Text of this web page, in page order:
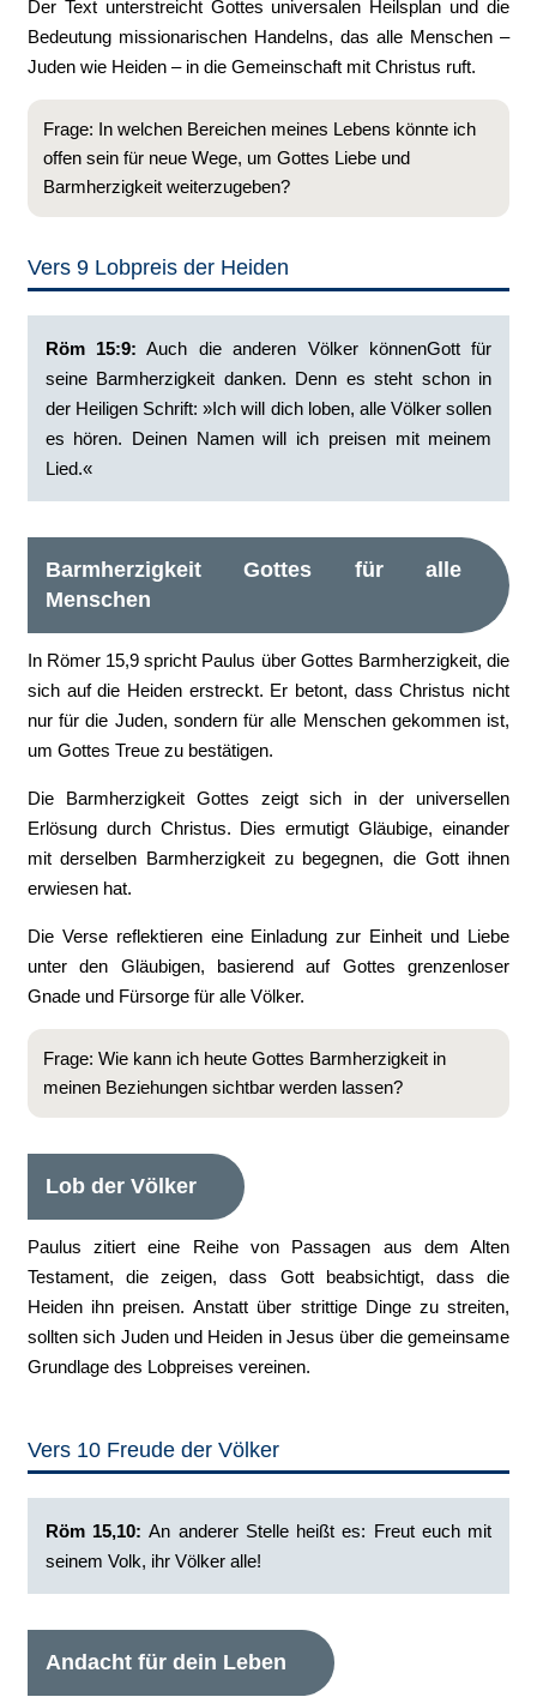
Der Text unterstreicht Gottes universalen Heilsplan und die
Bedeutung missionarischen Handelns, das alle Menschen –
Juden wie Heiden – in die Gemeinschaft mit Christus ruft.
Frage: In welchen Bereichen meines Lebens könnte ich
offen sein für neue Wege, um Gottes Liebe und
Barmherzigkeit weiterzugeben?
Vers 9 Lobpreis der Heiden
Röm 15:9: Auch die anderen Völker könnenGott für
seine Barmherzigkeit danken. Denn es steht schon in
der Heiligen Schrift: »Ich will dich loben, alle Völker sollen
es hören. Deinen Namen will ich preisen mit meinem
Lied.«
Barmherzigkeit Gottes für alle
Menschen
In Römer 15,9 spricht Paulus über Gottes Barmherzigkeit, die
sich auf die Heiden erstreckt. Er betont, dass Christus nicht
nur für die Juden, sondern für alle Menschen gekommen ist,
um Gottes Treue zu bestätigen.
Die Barmherzigkeit Gottes zeigt sich in der universellen
Erlösung durch Christus. Dies ermutigt Gläubige, einander
mit derselben Barmherzigkeit zu begegnen, die Gott ihnen
erwiesen hat.
Die Verse reflektieren eine Einladung zur Einheit und Liebe
unter den Gläubigen, basierend auf Gottes grenzenloser
Gnade und Fürsorge für alle Völker.
Frage: Wie kann ich heute Gottes Barmherzigkeit in
meinen Beziehungen sichtbar werden lassen?
Lob der Völker
Paulus zitiert eine Reihe von Passagen aus dem Alten
Testament, die zeigen, dass Gott beabsichtigt, dass die
Heiden ihn preisen. Anstatt über strittige Dinge zu streiten,
sollten sich Juden und Heiden in Jesus über die gemeinsame
Grundlage des Lobpreises vereinen.
Vers 10 Freude der Völker
Röm 15,10: ‭An anderer Stelle heißt es: Freut euch mit
seinem Volk, ihr Völker alle!
Andacht für dein Leben